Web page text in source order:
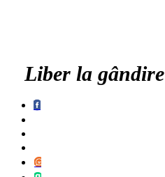
Liber la gândire